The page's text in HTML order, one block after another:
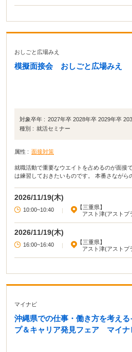
おしごと広場みえ
模擬面接会 おしごと広場みえ
対象卒年 : 2027年卒 2028年卒 2029年卒
種別 : 就活セミナー
属性 : 面接対策
就職活動で重要なウエイトを占めるのが面接
は練習しておきたいものです。 本番さながら
2026/11/19(木)
10:00~10:40
【三重県】
アスト津(アストプ
2026/11/19(木)
16:00~16:40
【三重県】
アスト津(アストプ
マイナビ
沖縄県での仕事・働き方を考える
プ＆キャリア発見フェア マイナ